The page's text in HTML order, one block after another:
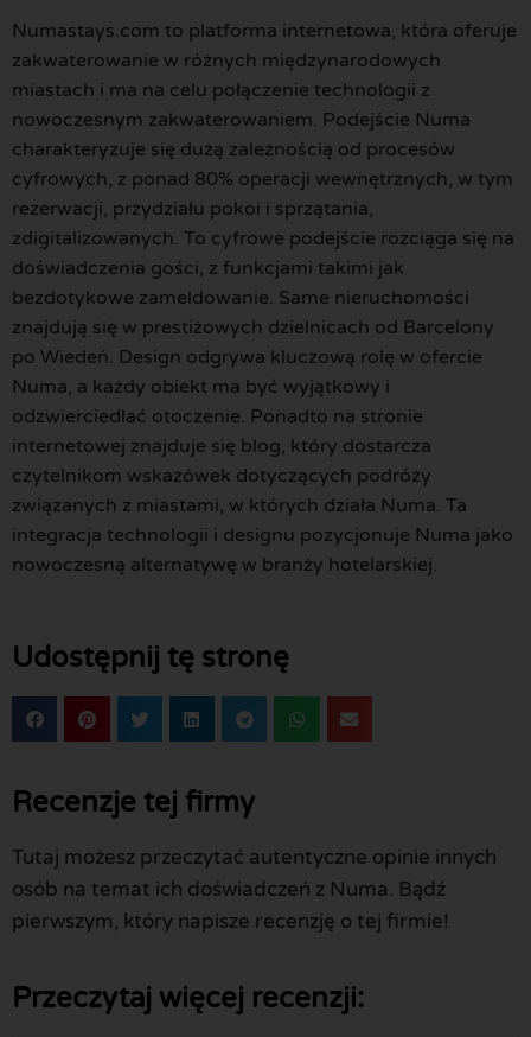
Numastays.com to platforma internetowa, która oferuje
zakwaterowanie w różnych międzynarodowych
miastach i ma na celu połączenie technologii z
nowoczesnym zakwaterowaniem. Podejście Numa
charakteryzuje się dużą zależnością od procesów
cyfrowych, z ponad 80% operacji wewnętrznych, w tym
rezerwacji, przydziału pokoi i sprzątania,
zdigitalizowanych. To cyfrowe podejście rozciąga się na
doświadczenia gości, z funkcjami takimi jak
bezdotykowe zameldowanie. Same nieruchomości
znajdują się w prestiżowych dzielnicach od Barcelony
po Wiedeń. Design odgrywa kluczową rolę w ofercie
Numa, a każdy obiekt ma być wyjątkowy i
odzwierciedlać otoczenie. Ponadto na stronie
internetowej znajduje się blog, który dostarcza
czytelnikom wskazówek dotyczących podróży
związanych z miastami, w których działa Numa. Ta
integracja technologii i designu pozycjonuje Numa jako
nowoczesną alternatywę w branży hotelarskiej.
Udostępnij tę stronę
Recenzje tej firmy
Tutaj możesz przeczytać autentyczne opinie innych
osób na temat ich doświadczeń z Numa. Bądź
pierwszym, który napisze recenzję o tej firmie!
Przeczytaj więcej recenzji: